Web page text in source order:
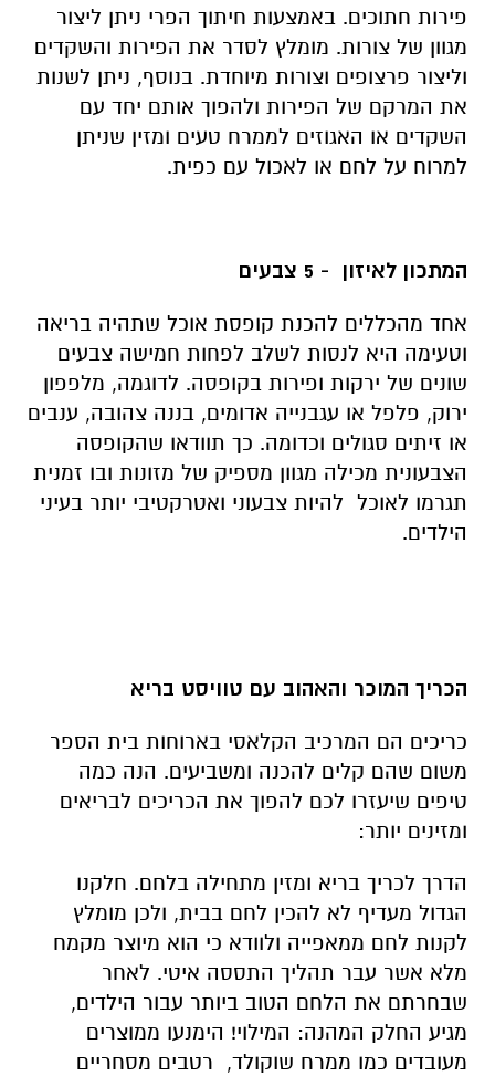
פירות חתוכים. באמצעות חיתוך הפרי ניתן ליצור
מגוון של צורות. מומלץ לסדר את הפירות והשקדים
וליצור פרצופים וצורות מיוחדת. בנוסף, ניתן לשנות
את המרקם של הפירות ולהפוך אותם יחד עם
השקדים או האגוזים לממרח טעים ומזין שניתן
למרוח על לחם או לאכול עם כפית.
המתכון לאיזון - 5 צבעים
אחד מהכללים להכנת קופסת אוכל שתהיה בריאה
וטעימה היא לנסות לשלב לפחות חמישה צבעים
שונים של ירקות ופירות בקופסה. לדוגמה, מלפפון
ירוק, פלפל או עגבנייה אדומים, בננה צהובה, ענבים
או זיתים סגולים וכדומה. כך תוודאו שהקופסה
הצבעונית מכילה מגוון מספיק של מזונות ובו זמנית
תגרמו לאוכל להיות צבעוני ואטרקטיבי יותר בעיני
הילדים.
הכריך המוכר והאהוב עם טוויסט בריא
כריכים הם המרכיב הקלאסי בארוחות בית הספר
משום שהם קלים להכנה ומשביעים. הנה כמה
טיפים שיעזרו לכם להפוך את הכריכים לבריאים
ומזינים יותר:
הדרך לכריך בריא ומזין מתחילה בלחם. חלקנו
הגדול מעדיף לא להכין לחם בבית, ולכן מומלץ
לקנות לחם ממאפייה ולוודא כי הוא מיוצר מקמח
מלא אשר עבר תהליך התססה איטי. לאחר
שבחרתם את הלחם הטוב ביותר עבור הילדים,
מגיע החלק המהנה: המילוי! הימנעו ממוצרים
מעובדים כמו ממרח שוקולד, רטבים מסחריים